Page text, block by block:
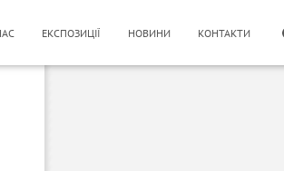
ЕКСПОЗИЦІЇ НОВИНИ КОНТАКТИ